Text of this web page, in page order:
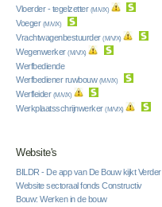
Vloerder - tegelzetter (M/V/X)
Voeger (M/V/X)
Vrachtwagenbestuurder (M/V/X)
Wegenwerker (M/V/X)
Werfbediende
Werfbediener ruwbouw (M/V/X)
Werfleider (M/V/X)
Werkplaatsschrijnwerker (M/V/X)
Website's
BILDR - De app van De Bouw kijkt Verder
Website sectoraal fonds Constructiv
Bouw: Werken in de bouw